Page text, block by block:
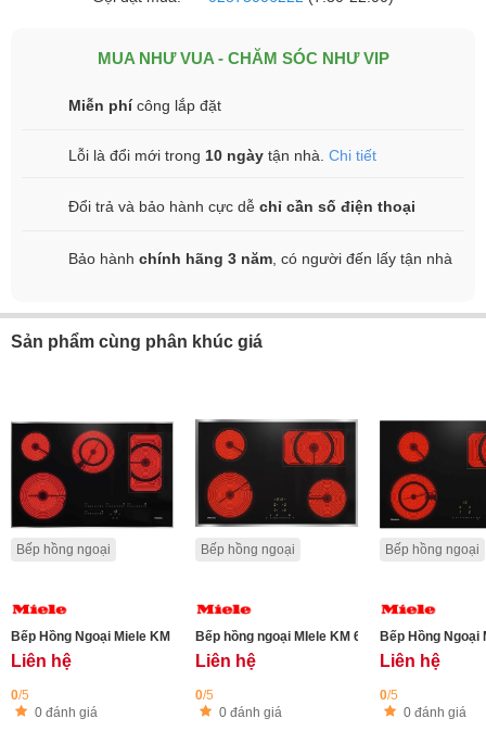
MUA NHƯ VUA - CHĂM SÓC NHƯ VIP
Miễn phícông lắp đặt
Lỗi là đổi mới trong 10 ngày tận nhà. Chi tiết
Đổi trả và bảo hành cực dễ chỉ cần số điện thoại
Bảo hành chính hãng 3 năm , có người đến lấy tận nhà
Sản phẩm cùng phân khúc giá
Bếp hồng ngoại
Bếp Hồng Ngoại Miele KM 6564 FR
Liên hệ
0/5
0 đánh giá
Bếp hồng ngoại
Bếp hồng ngoại MIele KM 6542 FR
Liên hệ
0/5
0 đánh giá
Bếp hồng ngoại
Bếp Hồng Ngoại
Liên hệ
0/5
0 đánh giá